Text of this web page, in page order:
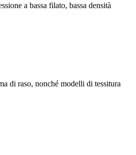
a bassa filato, bassa densità
di raso, nonché modelli di tessitura